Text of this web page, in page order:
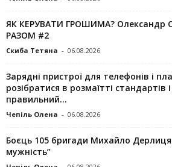
ЯК КЕРУВАТИ ГРОШИМА? Олександр
РАЗОМ #2
Скиба Тетяна - 06.08.2026
Зарядні пристрої для телефонів і
розібратися в розмаїтті стандартів
правильний...
Чепіль Олена - 06.08.2026
Боєць 105 бригади Михайло
мужність”